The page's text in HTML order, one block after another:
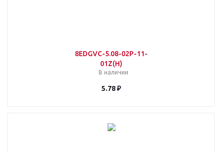
8EDGVC-5.08-02P-11-
01Z(H)
В наличии
5.78 ₽